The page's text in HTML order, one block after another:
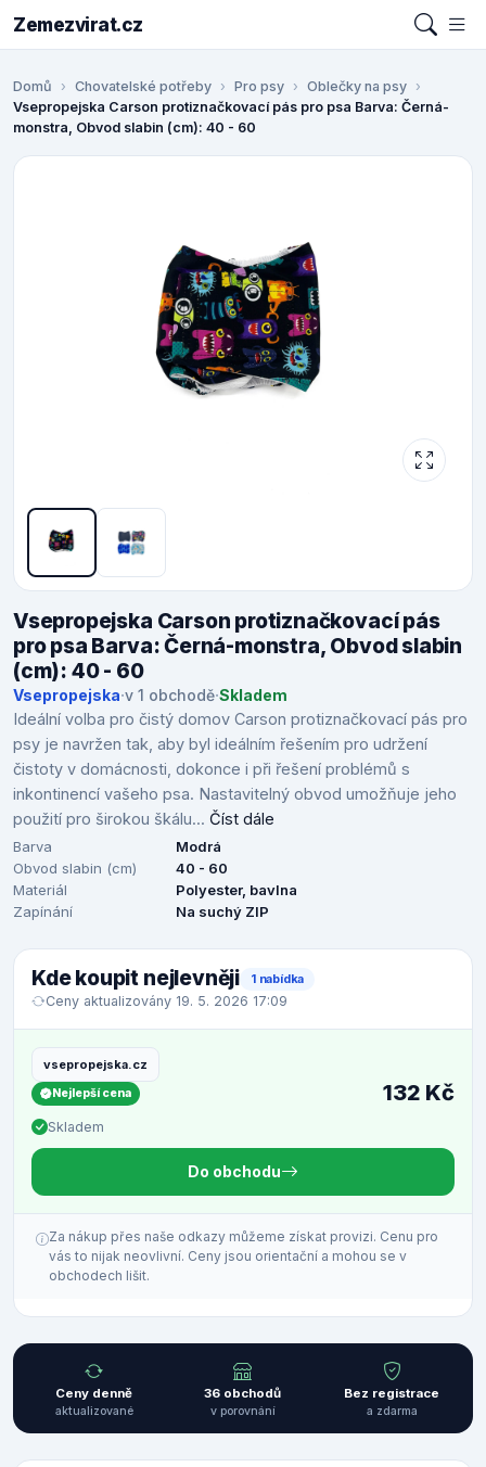
Zemezvirat.cz
Domů Chovatelské potřeby Pro psy
Oblečky na psy
Vsepropejska Carson protiznačkovací pás pro psa Barva: Černá-
monstra, Obvod slabin (cm): 40 - 60
Vsepropejska Carson protiznačkovací pás
pro psa Barva: Černá-monstra, Obvod slabin
(cm): 40 - 60
Vsepropejska·v 1 obchodě·Skladem
Ideální volba pro čistý domov Carson protiznačkovací pás pro
psy je navržen tak, aby byl ideálním řešením pro udržení
čistoty v domácnosti, dokonce i při řešení problémů s
inkontinencí vašeho psa. Nastavitelný obvod umožňuje jeho
použití pro širokou škálu... Číst dále
Barva
Modrá
Obvod slabin (cm)
40 - 60
Materiál
Polyester, bavlna
Zapínání
Na suchý ZIP
Kde koupit nejlevněji 1 nabídka
Ceny aktualizovány 19. 5. 2026 17:09
vsepropejska.cz
Nejlepší cena
Skladem
132 Kč
Do obchodu
Za nákup přes naše odkazy můžeme získat provizi. Cenu pro
vás to nijak neovlivní. Ceny jsou orientační a mohou se v
obchodech lišit.
Ceny denně
aktualizované
36 obchodů
v porovnání
Bez registrace
a zdarma